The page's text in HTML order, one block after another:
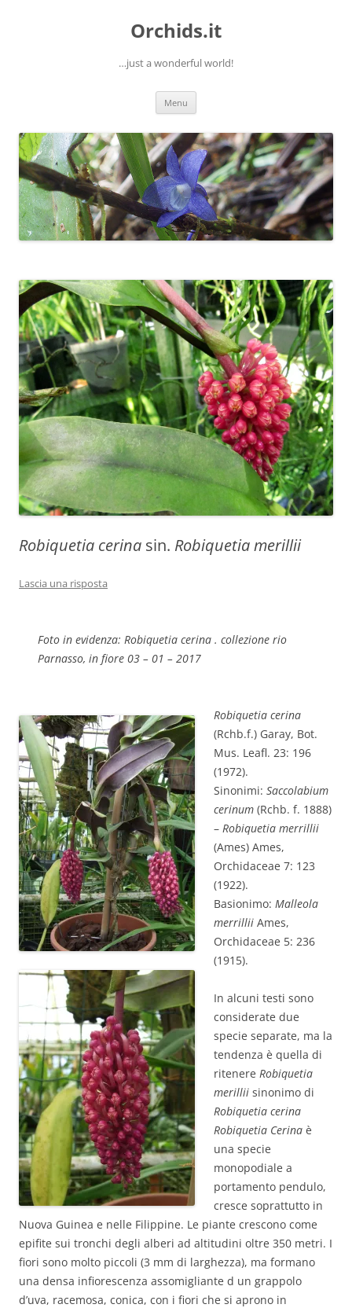
Orchids.it
…just a wonderful world!
Menu
Robiquetia cerina sin. Robiquetia merillii
Lascia una risposta
Foto in evidenza: Robiquetia cerina . collezione rio
Parnasso, in fiore 03 – 01 – 2017
Robiquetia cerina
(Rchb.f.) Garay, Bot.
Mus. Leafl. 23: 196
(1972).
Sinonimi: Saccolabium
cerinum (Rchb. f. 1888)
– Robiquetia merrillii
(Ames) Ames,
Orchidaceae 7: 123
(1922).
Basionimo: Malleola
merrillii Ames,
Orchidaceae 5: 236
(1915).
In alcuni testi sono
considerate due
specie separate, ma la
tendenza è quella di
ritenere Robiquetia
merillii sinonimo di
Robiquetia cerina
Robiquetia Cerina è
una specie
monopodiale a
portamento pendulo,
cresce soprattutto in
Nuova Guinea e nelle Filippine. Le piante crescono come
epifite sui tronchi degli alberi ad altitudini oltre 350 metri. I
fiori sono molto piccoli (3 mm di larghezza), ma formano
una densa infiorescenza assomigliante d un grappolo
d’uva, racemosa, conica, con i fiori che si aprono in